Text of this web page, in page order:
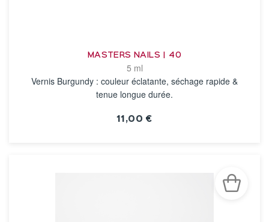
MASTERS NAILS | 40
5 ml
Vernis Burgundy : couleur éclatante, séchage rapide &
tenue longue durée.
11,00 €